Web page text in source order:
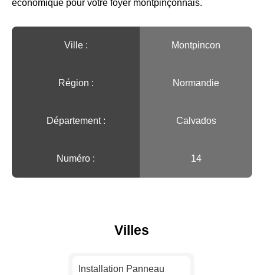
économique pour votre foyer montpinçonnais.
Ville :️ Montpincon
Région :️ Normandie
Département : Calvados
Numéro : 14
Villes
Installation Panneau